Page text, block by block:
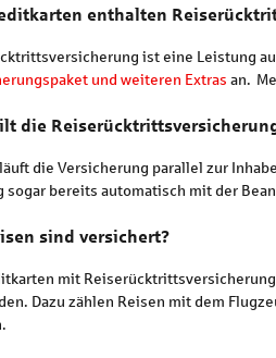
enthalten
ist eine Leistung
und weiteren Extras an.
die
die Versicherung parallel zur
sogar bereits automatisch mit der
sind versichert?
mit
Dazu zählen Reisen mit dem